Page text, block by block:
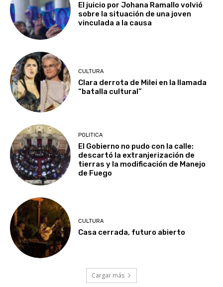
El juicio por Johana Ramallo volvió
sobre la situación de una joven
vinculada a la causa
CULTURA
Clara derrota de Milei en la llamada
“batalla cultural”
POLITICA
El Gobierno no pudo con la calle:
descartó la extranjerización de
tierras y la modificación de Manejo
de Fuego
CULTURA
Casa cerrada, futuro abierto
Cargar más